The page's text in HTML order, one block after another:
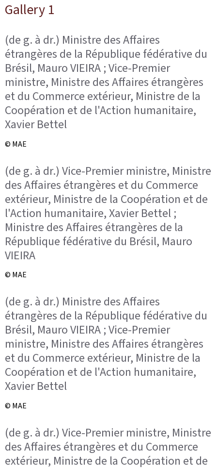
Gallery 1
(de g. à dr.) Ministre des Affaires
étrangères de la République fédérative du
Brésil, Mauro VIEIRA ; Vice-Premier
ministre, Ministre des Affaires étrangères
et du Commerce extérieur, Ministre de la
Coopération et de l'Action humanitaire,
Xavier Bettel
© MAE
(de g. à dr.) Vice-Premier ministre, Ministre
des Affaires étrangères et du Commerce
extérieur, Ministre de la Coopération et de
l'Action humanitaire, Xavier Bettel ;
Ministre des Affaires étrangères de la
République fédérative du Brésil, Mauro
VIEIRA
© MAE
(de g. à dr.) Ministre des Affaires
étrangères de la République fédérative du
Brésil, Mauro VIEIRA ; Vice-Premier
ministre, Ministre des Affaires étrangères
et du Commerce extérieur, Ministre de la
Coopération et de l'Action humanitaire,
Xavier Bettel
© MAE
(de g. à dr.) Vice-Premier ministre, Ministre
des Affaires étrangères et du Commerce
extérieur, Ministre de la Coopération et de